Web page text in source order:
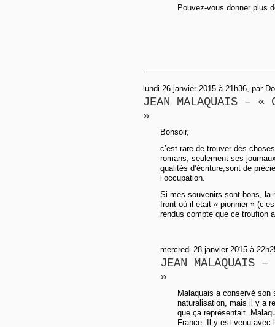
Pouvez-vous donner plus
lundi 26 janvier 2015 à 21h36, par
JEAN MALAQUAIS – «
»
Bonsoir,
c’est rare de trouver des
romans, seulement ses
qualités d’écriture,sont de
l’occupation.
Si mes souvenirs sont bons, la
front où il était « pionnier »
rendus compte que ce troufion
mercredi 28 janvier 2015 à
JEAN MALAQUAIS –
»
Malaquais a conservé son
naturalisation, mais il y a
que ça représentait.
France. Il y est venu avec